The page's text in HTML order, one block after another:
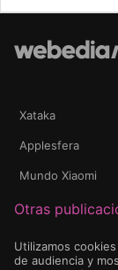
Xataka
Applesfera
Mundo Xiaomi
Otras
Utilizamos
de audiencia y